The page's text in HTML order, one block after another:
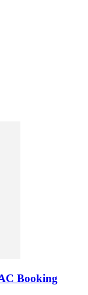
Booking